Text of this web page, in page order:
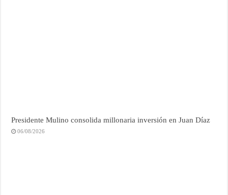
Presidente Mulino consolida millonaria inversión en Juan Díaz
06/08/2026